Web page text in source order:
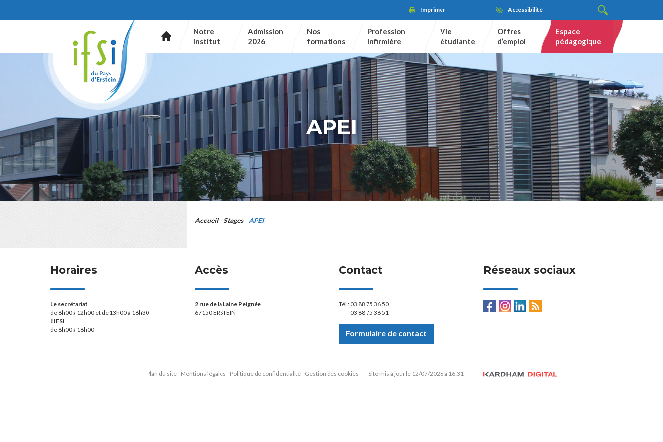
Imprimer Accessibilité
Notre
institut
Admission
2026
Nos
formations
Profession
infirmière
Vie
étudiante
Offres
d’emploi
Espace
pédagogique
APEI
Accueil Stages APEI
Horaires
Le secrétariat
de 8h00 à 12h00 et de 13h00 à 16h30
L’IFSI
de 8h00 à 18h00
Accès
2 rue de la Laine Peignée
67150 ERSTEIN
Contact
Tél : 03 88 75 36 50
03 88 75 36 51
Formulaire de contact
Réseaux sociaux
Plan du site Mentions légales Politique de confidentialité Gestion des cookies Site mis à jour le 12/07/2026 à 16:31